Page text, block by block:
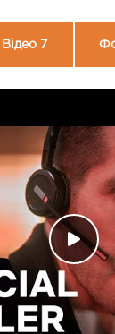
Відео 7